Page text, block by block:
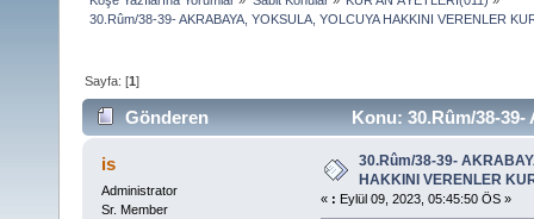
30.Rûm/38-39- AKRABAYA, YOKSULA, YOLCUYA HAKKINI VERENLER
Sayfa: [1]
Gönderen
Konu: 30.Rûm/38-
KURTULUŞA ERENLERDİR (Okunma sayısı 19751
is
Administrator
Sr. Member
30.Rûm/38-39-
HAKKINI VERENLER
« : Eylül 09, 2023, 05:45:50 ÖS »